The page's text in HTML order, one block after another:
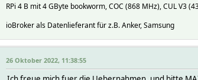
RPi 4 B mit 4 GByte bookworm, COC (868 MHz), CUL V3
ioBroker als Datenlieferant für z.B. Anker, Samsung
26 Oktober 2022, 11:38:55